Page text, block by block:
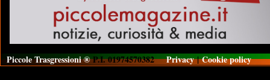
Piccole Trasgressioni ®P.I. 01974570382Privacy|Cookie policy